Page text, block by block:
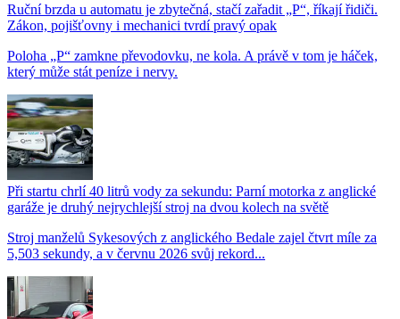
Ruční brzda u automatu je zbytečná, stačí zařadit „P“, říkají řidiči.
Zákon, pojišťovny i mechanici tvrdí pravý opak
Poloha „P“ zamkne převodovku, ne kola. A právě v tom je háček,
který může stát peníze i nervy.
Při startu chrlí 40 litrů vody za sekundu: Parní motorka z anglické
garáže je druhý nejrychlejší stroj na dvou kolech na světě
Stroj manželů Sykesových z anglického Bedale zajel čtvrt míle za
5,503 sekundy, a v červnu 2026 svůj rekord...